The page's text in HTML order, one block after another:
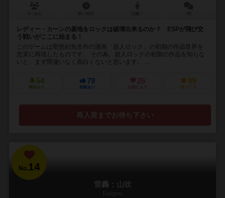
レディー・カーンの基地をロックは破壊出来るのか？ ESPが飛び交
う戦いがここに始まる！
このゲームは聖悠紀先生作の漫画「超人ロック」の初期の作品世界を
忠実に再現したものです。 その為、超人ロックの初期の作品を知らな
いと、まず間違いなく面白くないと思います。 ...
54
興味あり
79
経験あり
25
お気に入り
89
持ってる
再入荷までお待ち下さい
No.14
雷轟：山吹
Raigou